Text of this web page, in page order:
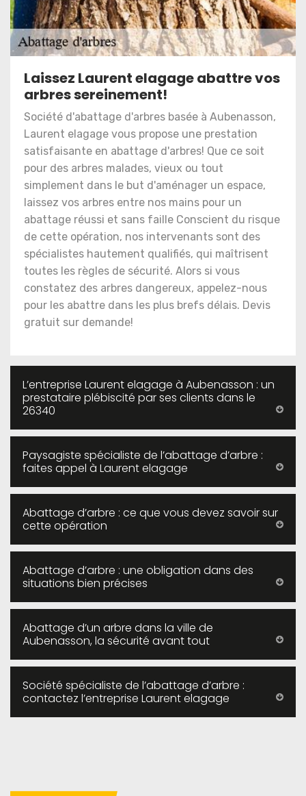
Laissez Laurent elagage abattre vos
arbres sereinement!
Société d'abattage d'arbres basée à Aubenasson,
Laurent elagage vous propose une prestation
satisfaisante en abattage d'arbres! Que ce soit
pour des arbres malades, vieux ou tout
simplement dans le but d'aménager un espace,
laissez vos arbres entre nos mains pour un
abattage réussi et sans faille Conscient du risque
de cette opération, nos intervenants sont des
spécialistes hautement qualifiés, qui maîtrisent
toutes les règles de sécurité. Alors si vous
constatez des arbres dangereux, appelez-nous
pour les abattre dans les plus brefs délais. Devis
gratuit sur demande!
L’entreprise Laurent elagage à Aubenasson : un
prestataire plébiscité par ses clients dans le
26340
Paysagiste spécialiste de l’abattage d’arbre :
faites appel à Laurent elagage
Abattage d’arbre : ce que vous devez savoir sur
cette opération
Abattage d’arbre : une obligation dans des
situations bien précises
Abattage d’un arbre dans la ville de
Aubenasson, la sécurité avant tout
Société spécialiste de l’abattage d’arbre :
contactez l’entreprise Laurent elagage